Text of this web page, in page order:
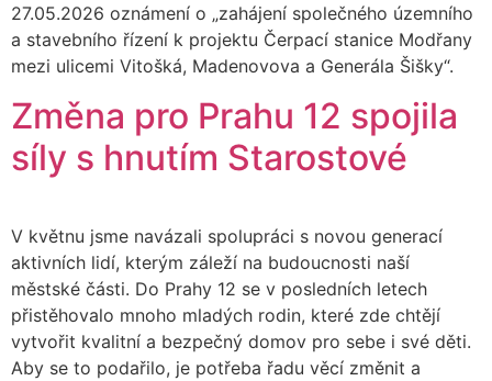
27.05.2026 oznámení o „zahájení společného územního
a stavebního řízení k projektu Čerpací stanice Modřany
mezi ulicemi Vitošká, Madenovova a Generála Šišky“.
Změna pro Prahu 12 spojila
síly s hnutím Starostové
V květnu jsme navázali spolupráci s novou generací
aktivních lidí, kterým záleží na budoucnosti naší
městské části. Do Prahy 12 se v posledních letech
přistěhovalo mnoho mladých rodin, které zde chtějí
vytvořit kvalitní a bezpečný domov pro sebe i své děti.
Aby se to podařilo, je potřeba řadu věcí změnit a